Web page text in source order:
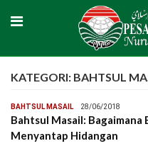
KATEGORI: BAHTSUL
BAHTSUL MASAIL 28/06/2018
Bahtsul Masail: Bagaimana
Menyantap Hidangan